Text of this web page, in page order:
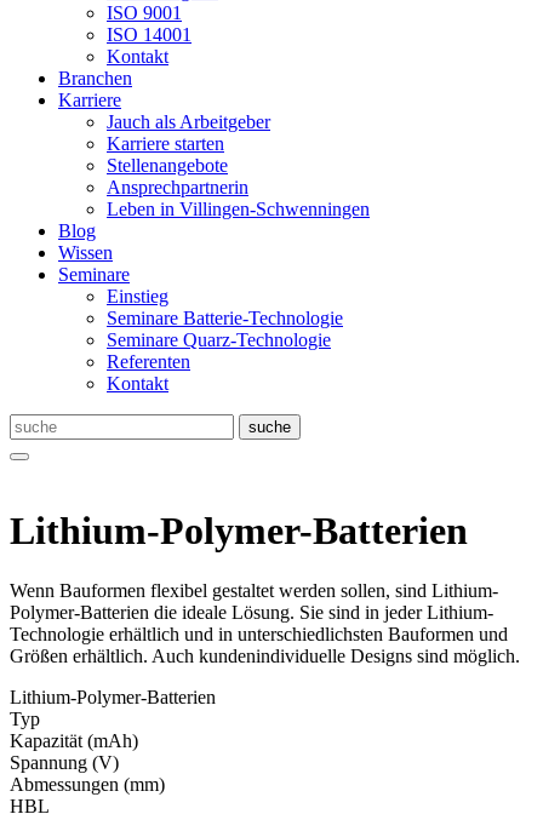
ISO 9001
ISO 14001
Kontakt
Branchen
Karriere
Jauch als Arbeitgeber
Karriere starten
Stellenangebote
Ansprechpartnerin
Leben in Villingen-Schwenningen
Blog
Wissen
Seminare
Einstieg
Seminare Batterie-Technologie
Seminare Quarz-Technologie
Referenten
Kontakt
Lithium-Polymer-Batterien
Wenn Bauformen flexibel gestaltet werden sollen, sind Lithium-
Polymer-Batterien die ideale Lösung. Sie sind in jeder Lithium-
Technologie erhältlich und in unterschiedlichsten Bauformen und
Größen erhältlich. Auch kundenindividuelle Designs sind möglich.
Lithium-Polymer-Batterien
Typ
Kapa­zität (mAh)
Span­nung (V)
Ab­mes­sungen (mm)
HBL